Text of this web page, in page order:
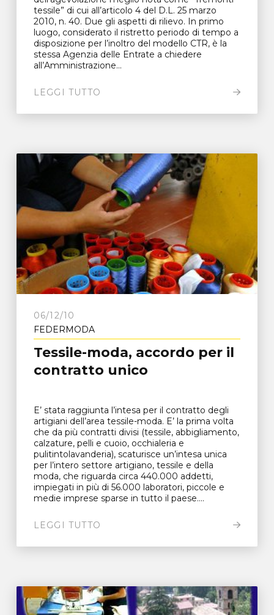
tessile” di cui all’articolo 4 del D.L. 25 marzo
2010, n. 40. Due gli aspetti di rilievo. In primo
luogo, considerato il ristretto periodo di tempo a
disposizione per l’inoltro del modello CTR, è la
stessa Agenzia delle Entrate a chiedere
all’Amministrazione...
LEGGI TUTTO
06/12/10
FEDERMODA
Tessile-moda, accordo per il
contratto unico
E’ stata raggiunta l’intesa per il contratto degli
artigiani dell’area tessile-moda. E’ la prima volta
che da più contratti divisi (tessile, abbigliamento,
calzature, pelli e cuoio, occhialeria e
pulitintolavanderia), scaturisce un’intesa unica
per l’intero settore artigiano, tessile e della
moda, che riguarda circa 440.000 addetti,
impiegati in più di 56.000 laboratori, piccole e
medie imprese sparse in tutto il paese....
LEGGI TUTTO